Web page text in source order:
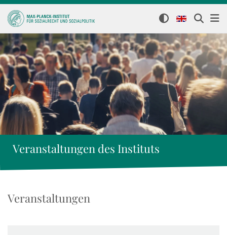
Veranstaltungen des Instituts
Veranstaltungen